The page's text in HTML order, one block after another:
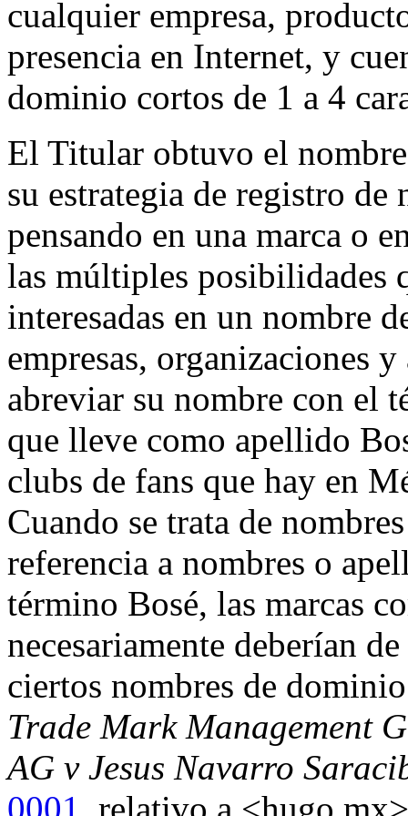
cualquier empresa,
presencia en Internet, y
dominio cortos de 1 a 4
El Titular obtuvo el
su estrategia de registro
pensando en una marca o
las múltiples posibilidades
interesadas en un nombre
empresas, organizaciones
abreviar su nombre con el
que lleve como apellido
clubs de fans que hay en
Cuando se trata de
referencia a nombres o
término Bosé, las marcas
necesariamente deberían
ciertos nombres de
Trade Mark Management
AG v Jesus Navarro